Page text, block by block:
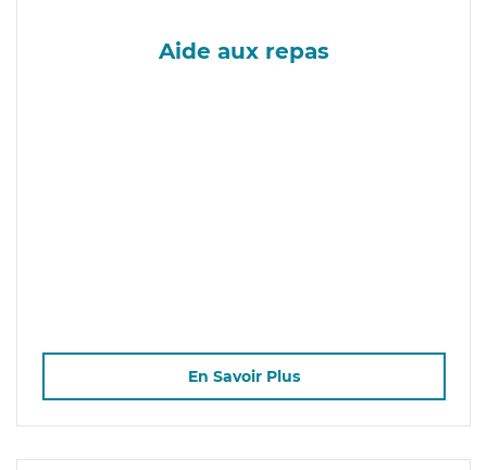
Aide aux repas
En Savoir Plus